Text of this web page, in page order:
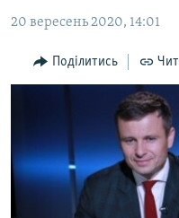
основної
навігації
Перейти
до
БЛОГИ
ПОГЛЯД
СПЕЦПРОЕКТИ
ДЕПОРТАЦІЯ
ЯК ОБІЙТИ
20 вересень 2020, 14:01
Поділитись